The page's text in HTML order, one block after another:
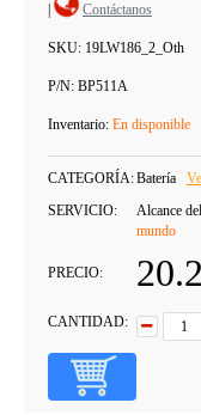
Contáctanos
SKU: 19LW186_2_Oth
P/N: BP511A
Inventario: En disponible
CATEGORÍA:Batería
SERVICIO:
Alcance
mundo
PRECIO:
CANTIDAD: